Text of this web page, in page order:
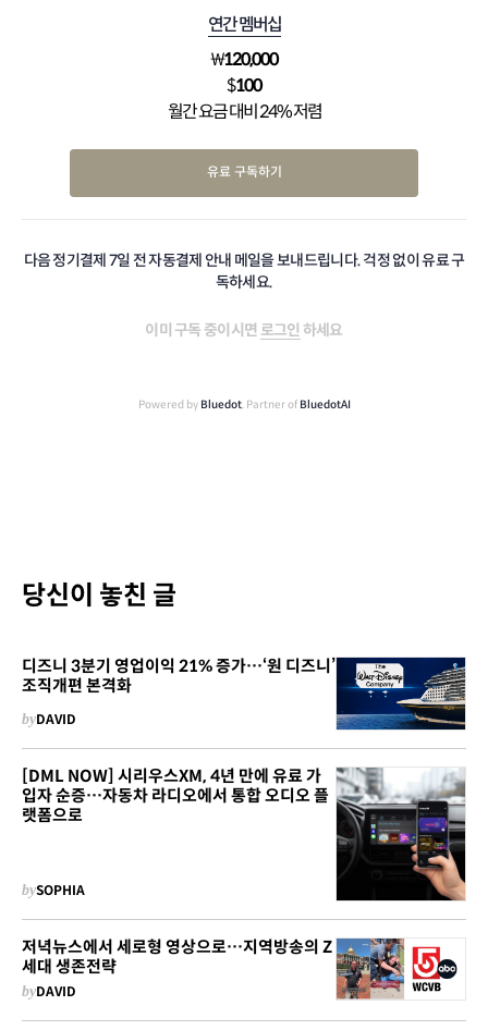
연간 멤버십
₩120,000
$100
월간 요금 대비 24% 저렴
유료 구독하기
다음 정기결제 7일 전 자동결제 안내 메일을 보내드립니다. 걱정 없이 유료 구
독하세요.
이미 구독 중이시면 로그인 하세요
Powered by Bluedot, Partner of BluedotAI
당신이 놓친 글
디즈니 3분기 영업이익 21% 증가…‘원 디즈니’
조직개편 본격화
byDAVID
[DML NOW] 시리우스XM, 4년 만에 유료 가
입자 순증…자동차 라디오에서 통합 오디오 플
랫폼으로
bySOPHIA
저녁뉴스에서 세로형 영상으로…지역방송의 Z
세대 생존전략
byDAVID